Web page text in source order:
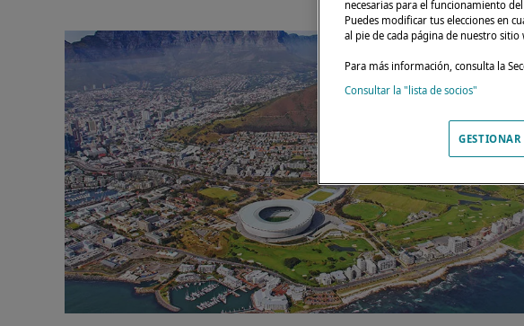
necesarias para el funcionamiento
Puedes modificar tus elecciones en
al pie de cada página de nuestro sitio
Para más información, consulta la
Consultar la "lista de socios"
GESTIONAR